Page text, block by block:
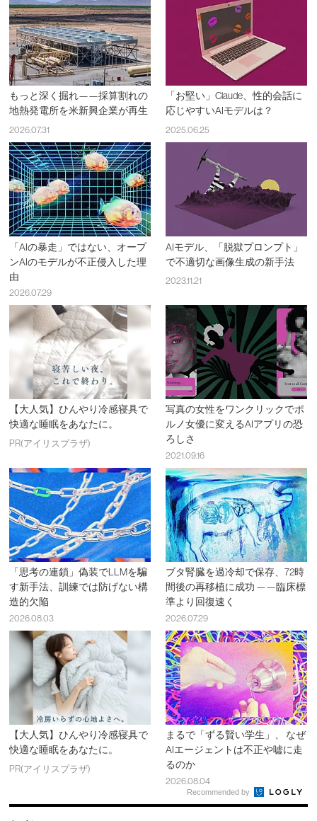
もっと深く掘れ——採算割れの
地熱発電所を米新興企業が再生
2026.07.31
「お堅い」Claude、性的会話に
応じやすいAIモデルは？
2025.06.25
「AIの暴走」ではない、オープ
ンAIのモデルが不正侵入した理
由
2026.07.29
AIモデル、「脱獄プロンプト」
で不適切な画像生成の新手法
2023.11.21
【大人気】ひんやり冷感寝具で
快適な睡眠をあなたに。
PR(アイリスプラザ)
写真の女性をワンクリックでポ
ルノ女優に変えるAIアプリの恐
ろしさ
2021.09.16
「思考の連鎖」偽装でLLMを騙
す新手法、訓練では防げない構
造的欠陥
2026.08.03
ブタ腎臓を過冷却で保存、72時
間後の再移植に成功 ——臨床標
準より回復速く
2026.07.29
【大人気】ひんやり冷感寝具で
快適な睡眠をあなたに。
PR(アイリスプラザ)
まるで「ずる賢い学生」、 なぜ
AIエージェントは不正や嘘に走
るのか
2026.08.04
Recommended by